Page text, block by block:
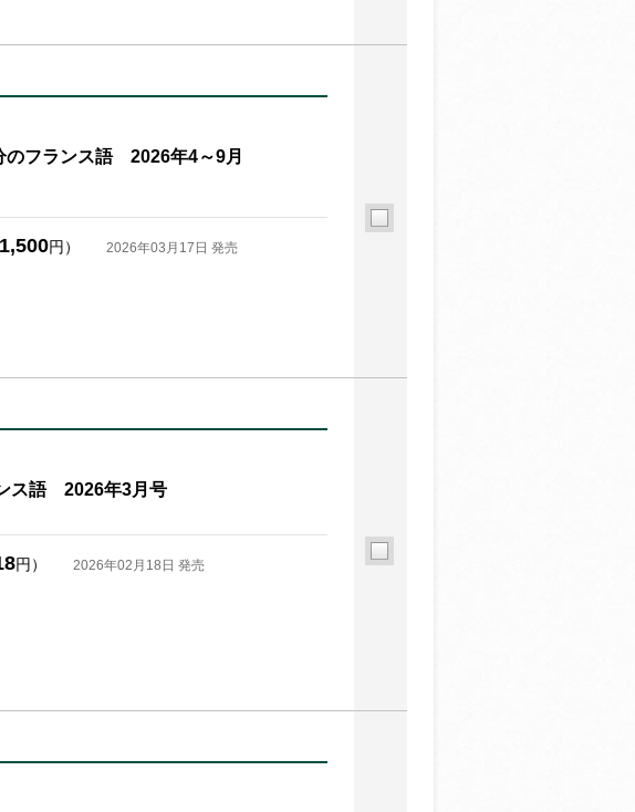
のフランス語 2026年4～9月
1,500円） 2026年03月17日 発売
ス語 2026年3月号
円） 2026年02月18日 発売